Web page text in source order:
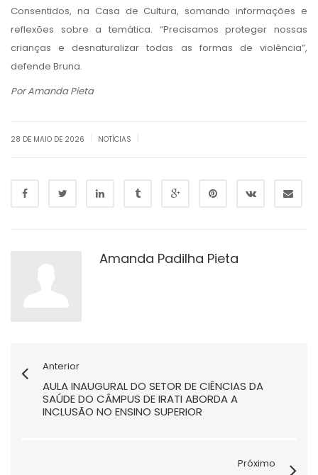
Consentidos, na Casa de Cultura, somando informações e
reflexões sobre a temática. “Precisamos proteger nossas
crianças e desnaturalizar todas as formas de violência”,
defende Bruna.
Por Amanda Pieta
28 DE MAIO DE 2026 NOTÍCIAS
Amanda Padilha Pieta
Anterior
AULA INAUGURAL DO SETOR DE CIÊNCIAS DA
SAÚDE DO CÂMPUS DE IRATI ABORDA A
INCLUSÃO NO ENSINO SUPERIOR
Próximo